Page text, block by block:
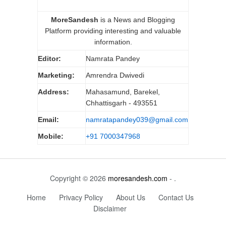
MoreSandesh is a News and Blogging
Platform providing interesting and valuable
information.
Editor: Namrata Pandey
Marketing: Amrendra Dwivedi
Address:
Mahasamund, Barekel,
Chhattisgarh - 493551
Email: namratapandey039@gmail.com
Mobile: +91 7000347968
Copyright © 2026 moresandesh.com - .
Home
Privacy Policy About Us
Contact Us
Disclaimer